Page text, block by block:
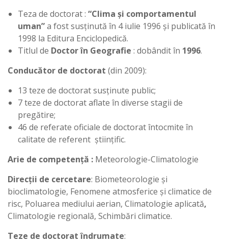
Teza de doctorat : “Clima şi comportamentul
uman”a fost susţinută în 4 iulie 1996 şi publicată în
1998 la Editura Enciclopedică.
Titlul de Doctor în Geografie : dobândit în 1996.
Conducător de doctorat (din 2009):
13 teze de doctorat susţinute public;
7 teze de doctorat aflate în diverse stagii de
pregătire;
46 de referate oficiale de doctorat întocmite în
calitate de referent ştiinţific.
Arie de competenţă : Meteorologie-Climatologie
Direcţii de cercetare: Biometeorologie şi
bioclimatologie, Fenomene atmosferice şi climatice de
risc, Poluarea mediului aerian, Climatologie aplicată,
Climatologie regională, Schimbări climatice.
Teze de doctorat îndrumate: